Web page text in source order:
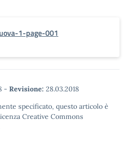
1-page-001
- Revisione: 28.03.2018
specificato, questo articolo è
Creative Commons